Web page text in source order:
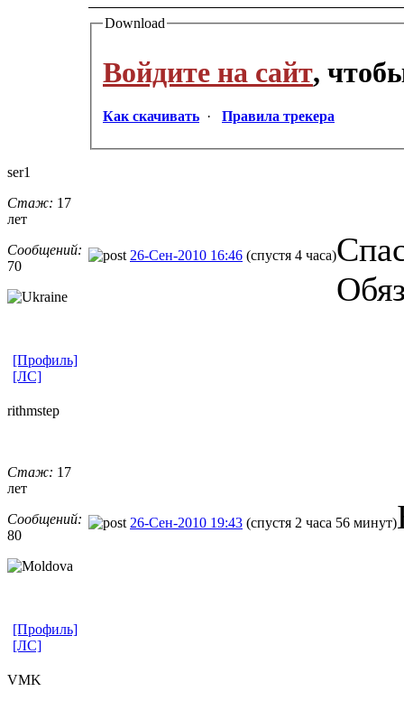
Download
Войдите на сайт,
Как скачивать · Правила трекера
ser1
Стаж: 17
лет
Сообщений:
70
26-Сен-2010 16:46 (спустя 4 часа)
[Профиль]
[ЛС]
rithmstep
Стаж: 17
лет
Сообщений:
80
26-Сен-2010 19:43 (спустя 2 часа 56 минут)
[Профиль]
[ЛС]
VMK